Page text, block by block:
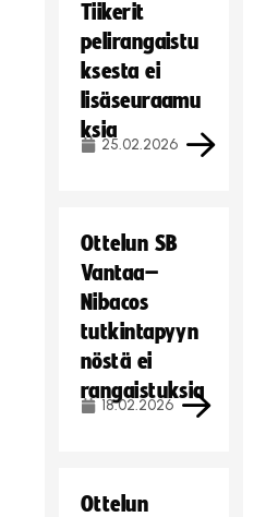
Tiikerit
pelirangaistu
ksesta ei
lisäseuraamu
ksia
25.02.2026
Ottelun SB
Vantaa–
Nibacos
tutkintapyyn
nöstä ei
rangaistuksia
18.02.2026
Ottelun